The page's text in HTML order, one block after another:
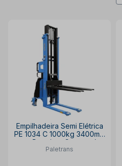
Empilhadeira Semi Elétrica
PE 1034 C 1000kg 3400mm
com Bateria e Carregador
PALETRANS
Paletrans